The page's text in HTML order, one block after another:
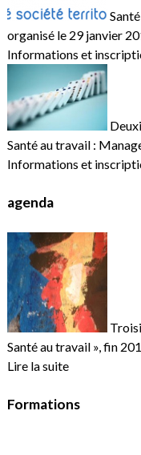
organisé le 29 janvier
Informations et
Santé au travail :
Informations et
agenda
Santé au travail », fin
Lire la suite
Formations